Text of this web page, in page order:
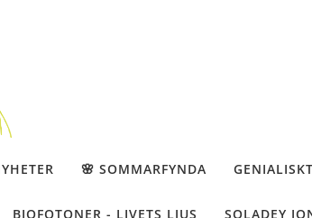
🌸 SOMMARFYNDA
BIOFOTONER - LIVETS LJUS SOLADEY